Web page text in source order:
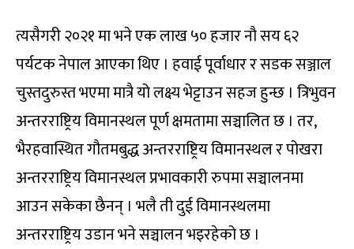
त्यसैगरी २०२१ मा भने एक लाख ५० हजार नौ सय ६२
पर्यटक नेपाल आएका थिए । हवाई पूर्वाधार र सडक सञ्जाल
चुस्तदुरुस्त भएमा मात्रै यो लक्ष्य भेट्टाउन सहज हुन्छ । त्रिभुवन
अन्तरराष्ट्रिय विमानस्थल पूर्ण क्षमतामा सञ्चालित छ । तर,
भैरहवास्थित गौतमबुद्ध अन्तरराष्ट्रिय विमानस्थल र पोखरा
अन्तरराष्ट्रिय विमानस्थल प्रभावकारी रुपमा सञ्चालनमा
आउन सकेका छैनन् । भलै ती दुई विमानस्थलमा
अन्तरराष्ट्रिय उडान भने सञ्चालन भइरहेको छ ।